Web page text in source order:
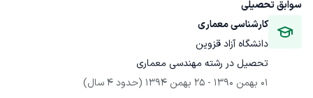
سوابق تحصیلی
کارشناسی معماری
دانشگاه آزاد قزوین
تحصیل در رشته مهندسی معماری
01 بهمن 1390
- 25 بهمن 1394 (حدود 4 سال)